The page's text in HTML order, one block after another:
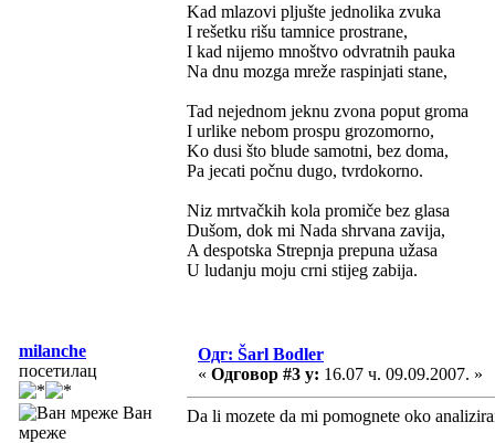
Kad mlazovi pljušte jednolika zvuka
I rešetku rišu tamnice prostrane,
I kad nijemo mnoštvo odvratnih pauka
Na dnu mozga mreže raspinjati stane,
Tad nejednom jeknu zvona poput groma
I urlike nebom prospu grozomorno,
Ko dusi što blude samotni, bez doma,
Pa jecati počnu dugo, tvrdokorno.
Niz mrtvačkih kola promiče bez glasa
Dušom, dok mi Nada shrvana zavija,
A despotska Strepnja prepuna užasa
U ludanju moju crni stijeg zabija.
milanche
посетилац
Ван
мреже
Одг: Šarl Bodler
« Одговор #3 у: 16.07 ч. 09.09.2007. »
Da li mozete da mi pomognete oko